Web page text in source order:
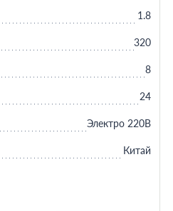
1.8
320
8
24
Электро 220В
Китай